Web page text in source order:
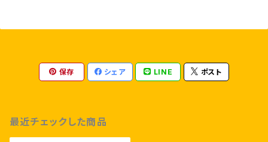
保存 シェア LINE ポスト
最近チェックした商品